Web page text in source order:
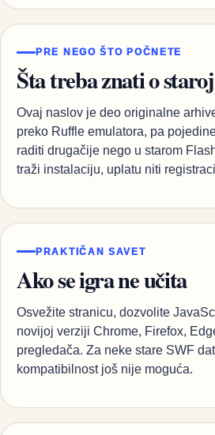
PRE NEGO ŠTO POČNETE
Šta treba znati o
Ovaj naslov je deo originalne
preko Ruffle emulatora, pa
raditi drugačije nego u starom
traži instalaciju, uplatu niti
PRAKTIČAN SAVET
Ako se igra ne učita
Osvežite stranicu, dozvolite
novijoj verziji Chrome, Firefox,
pregledača. Za neke stare SWF
kompatibilnost još nije moguća.